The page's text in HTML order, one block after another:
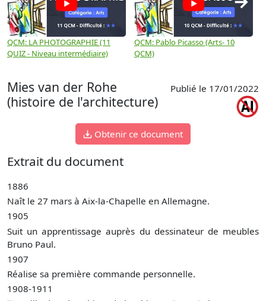
QCM: LA PHOTOGRAPHIE (11
QUIZ - Niveau intermédiaire)
QCM: Pablo Picasso (Arts- 10
QCM)
Mies van der Rohe
(histoire de l'architecture)
Publié le 17/01/2022
Obtenir ce document
Extrait du document
1886
Naît le 27 mars à Aix-la-Chapelle en Allemagne.
1905
Suit un apprentissage auprès du dessinateur de meubles
Bruno Paul.
1907
Réalise sa première commande personnelle.
1908-1911